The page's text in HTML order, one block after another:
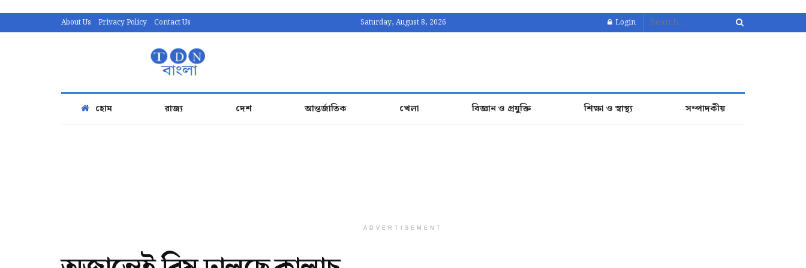
About Us Privacy Policy Contact Us Saturday, August 8, 2026 Login
হোম রাজ্য দেশ আন্তর্জাতিক খেলা বিজ্ঞান ও প্রযুক্তি শিক্ষা ও স্বাস্থ্য সম্পাদকীয়
ADVERTISEMENT